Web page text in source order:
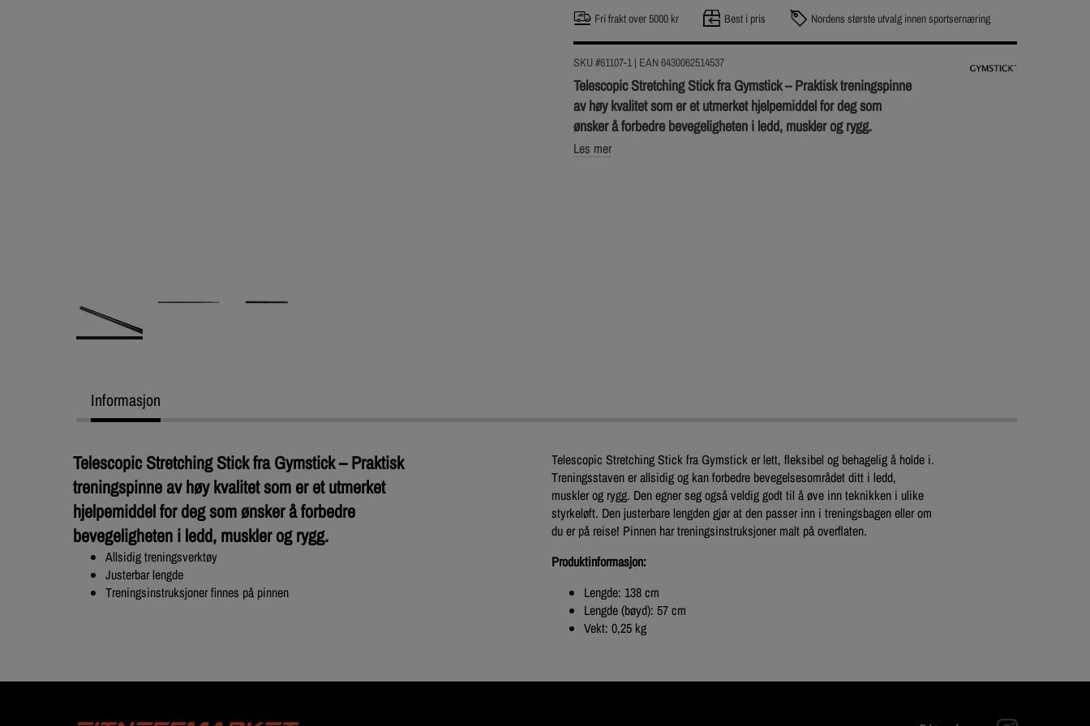
Fri frakt over 5000 kr Best i pris Nordens største utvalg innen sportsernæring
SKU #61107-1 | EAN6430062514537
Telescopic Stretching Stick fra Gymstick – Praktisk treningspinne
av høy kvalitet som er et utmerket hjelpemiddel for deg som
ønsker å forbedre bevegeligheten i ledd, muskler og rygg.
Les mer
Informasjon
Telescopic Stretching Stick fra Gymstick – Praktisk
treningspinne av høy kvalitet som er et utmerket
hjelpemiddel for deg som ønsker å forbedre
bevegeligheten i ledd, muskler og rygg.
Allsidig treningsverktøy
Justerbar lengde
Treningsinstruksjoner finnes på pinnen
Telescopic Stretching Stick fra Gymstick er lett, fleksibel og behagelig å holde i.
Treningsstaven er allsidig og kan forbedre bevegelsesområdet ditt i ledd,
muskler og rygg. Den egner seg også veldig godt til å øve inn teknikken i ulike
styrkeløft. Den justerbare lengden gjør at den passer inn i treningsbagen eller om
du er på reise! Pinnen har treningsinstruksjoner malt på overflaten.
Produktinformasjon:
Lengde: 138 cm
Lengde (bøyd): 57 cm
Vekt: 0,25 kg